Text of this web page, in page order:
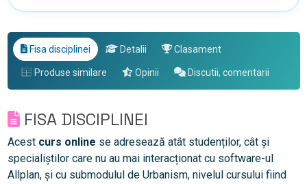
Fisa disciplinei Detalii Clasament
Produse similare Opinii Discutii, comentarii
FISA DISCIPLINEI
Acest curs online se adresează atât studenților, cât și
specialiștilor care nu au mai interacționat cu software-ul
Allplan, și cu submodulul de Urbanism, nivelul cursului fiind